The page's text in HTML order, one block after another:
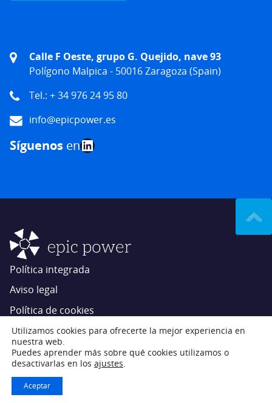
Calle F Oeste, grupo G. Quejido, nave 93
Polígono Malpica - 50016 Zaragoza (Spain)
Tel.: + 34 976 24 95 80
info@epicpower.es
Síguenos enLinkedIn
Política integrada
Aviso legal
Política de cookies
Ajustes de cookies
Estrategia de innovación
Epic Power Converters © 2026
Utilizamos cookies para ofrecerte la mejor experiencia en
nuestra web.
Puedes aprender más sobre qué cookies utilizamos o
desactivarlas en los ajustes.
Aceptar